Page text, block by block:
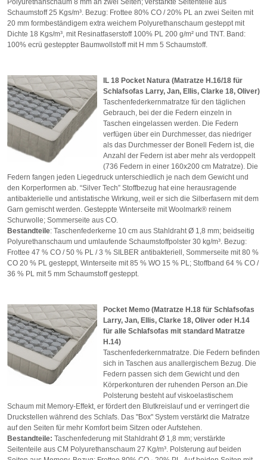
Schaumstoff 25 Kgs/m³. Bezug: Frottee 80% CO / 20% PL an zwei Seiten mit
20 mm formbeständigem extra weichem Polyurethanschaum gesteppt mit
Dichte 18 Kgs/m³, mit Resinatfaserstoff 100% PL 200 g/m² und TNT. Band:
100% ecrü gesteppter Baumwollstoff mit H mm 5 Schaumstoff.
IL 18 Pocket Natura (Matratze H.16/18 für
Schlafsofas Larry, Jan, Ellis, Clarke 18, Oliver)
Taschenfederkernmatratze für den täglichen
Gebrauch, bei der die Federn einzeln in
Taschen eingelassen werden. Die Federn
verfügen über ein Durchmesser, das niedriger
als das Durchmesser der Bonell Federn ist, die
Anzahl der Federn ist aber mehr als verdoppelt
(736 Federn in einer 160x200 cm Matratze). Die
Federn fangen jeden Liegedruck unterschiedlich je nach dem Gewicht und
den Korperformen ab. “Silver Tech” Stoffbezug hat eine herausragende
antibakterielle und antistatische Wirkung, weil er sich die Silberfasern mit dem
Garn gemischt werden. Gesteppte Winterseite mit Woolmark® reinem
Schurwolle; Sommerseite aus CO.
Bestandteile: Taschenfederkerne 10 cm aus Stahldraht Ø 1,8 mm; beidseitig
Polyurethanschaum und umlaufende Schaumstoffpolster 30 kg/m³. Bezug:
Frottee 47 % CO / 50 % PL / 3 % SILBER antibakteriell, Sommerseite mit 80 %
CO 20 % PL gesteppt, Winterseite mit 85 % WO 15 % PL; Stoffband 64 % CO /
36 % PL mit 5 mm Schaumstoff gesteppt.
Pocket Memo (Matratze H.18 für Schlafsofas
Larry, Jan, Ellis, Clarke 18, Oliver oder H.14
für alle Schlafsofas mit standard Matratze
H.14)
Taschenfederkernmatratze. Die Federn befinden
sich in Taschen aus anallergischem Bezug. Die
Federn passen sich dem Gewicht und den
Körperkonturen der ruhenden Person an.Die
Polsterung besteht auf viskoelastischem
Schaum mit Memory-Effekt, er fördert den Blutkreislauf und er verringert die
Druckstellen während des Schlafs. Das "Box" System verstärkt die Matratze
auf den Seiten für mehr Komfort beim Sitzen oder Aufstehen.
Bestandteile: Taschenfederung mit Stahldraht Ø 1,8 mm; verstärkte
Seitenteile aus CM Polyurethanschaum 27 Kg/m³. Polsterung auf beiden